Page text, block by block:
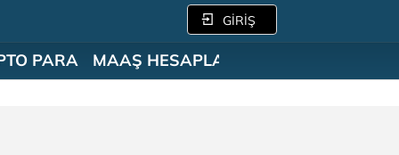
GİRİŞ
PARA MAAŞ HESAPLAMA